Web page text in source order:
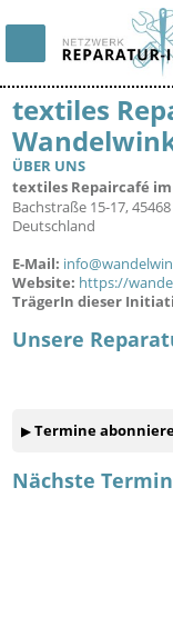
textiles
ÜBER UNS
textiles Repaircafé
Bachstraße 15-17,
Deutschland
E-Mail:
Website: https://
TrägerIn dieser
Unsere
Termine
Nächste